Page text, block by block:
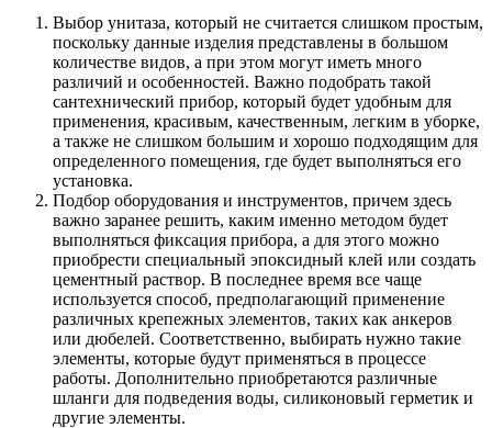
Выбор унитаза, который не считается слишком простым,
поскольку данные изделия представлены в большом
количестве видов, а при этом могут иметь много
различий и особенностей. Важно подобрать такой
сантехнический прибор, который будет удобным для
применения, красивым, качественным, легким в уборке,
а также не слишком большим и хорошо подходящим для
определенного помещения, где будет выполняться его
установка.
Подбор оборудования и инструментов, причем здесь
важно заранее решить, каким именно методом будет
выполняться фиксация прибора, а для этого можно
приобрести специальный эпоксидный клей или создать
цементный раствор. В последнее время все чаще
используется способ, предполагающий применение
различных крепежных элементов, таких как анкеров
или дюбелей. Соответственно, выбирать нужно такие
элементы, которые будут применяться в процессе
работы. Дополнительно приобретаются различные
шланги для подведения воды, силиконовый герметик и
другие элементы.